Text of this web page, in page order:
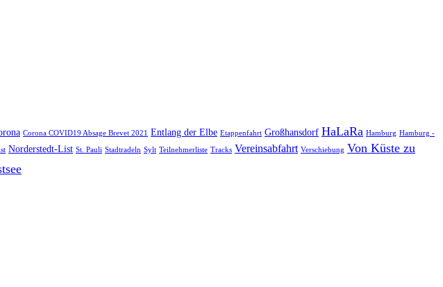
Corona COVID19 Absage Brevet 2021 Entlang der Elbe Etappenfahrt Großhansdorf HaLaRa Hamburg Hamburg -
Norderstedt-List St. Pauli Stadtradeln Sylt Teilnehmerliste Tracks Vereinsabfahrt Verschiebung Von Küste zu